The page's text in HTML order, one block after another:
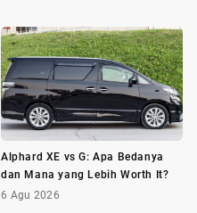
Alphard XE vs G: Apa Bedanya
dan Mana yang Lebih Worth It?
6 Agu 2026